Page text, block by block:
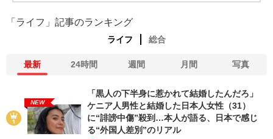
「ライフ」記事のランキング
ライフ 総合
最新 24時間 週間 月間 写真
NEW
「黒人の下半身に惹かれて結婚したんだろ」
ケニア人男性と結婚した日本人女性（31）
に“誹謗中傷”殺到…本人が語る、日本で感じ
る“外国人差別”のリアル